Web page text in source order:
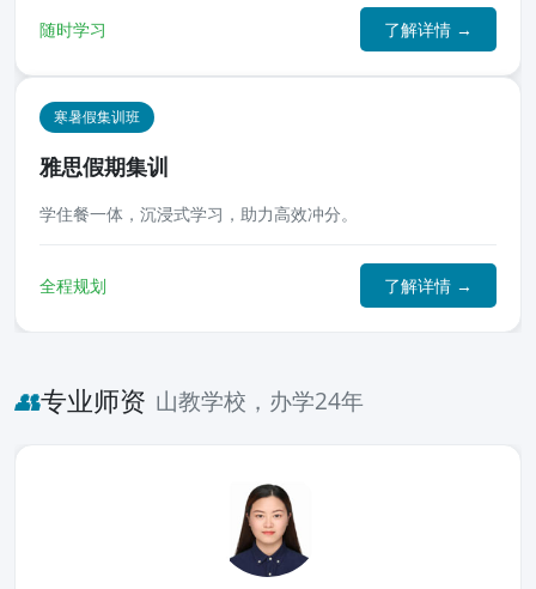
随时学习 了解详情 →
寒暑假集训班
雅思假期集训
学住餐一体，沉浸式学习，助力高效冲分。
全程规划 了解详情 →
👥专业师资 山教学校，办学24年